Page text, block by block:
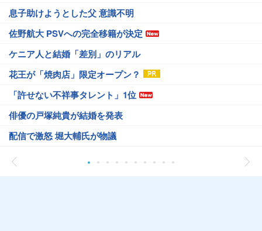
息子助けようとした父 意識不明
佐野航大 PSVへの完全移籍が決定
ケニア人と結婚「差別」のリアル
花王が「焼肉店」限定オープン？
「許せない不祥事タレント」1位
俳優の戸塚純貴が結婚を発表
配信で激怒 堀大輔氏が物議